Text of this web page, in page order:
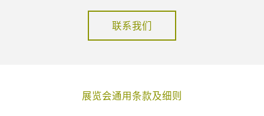
联系我们
展览会通用条款及细则